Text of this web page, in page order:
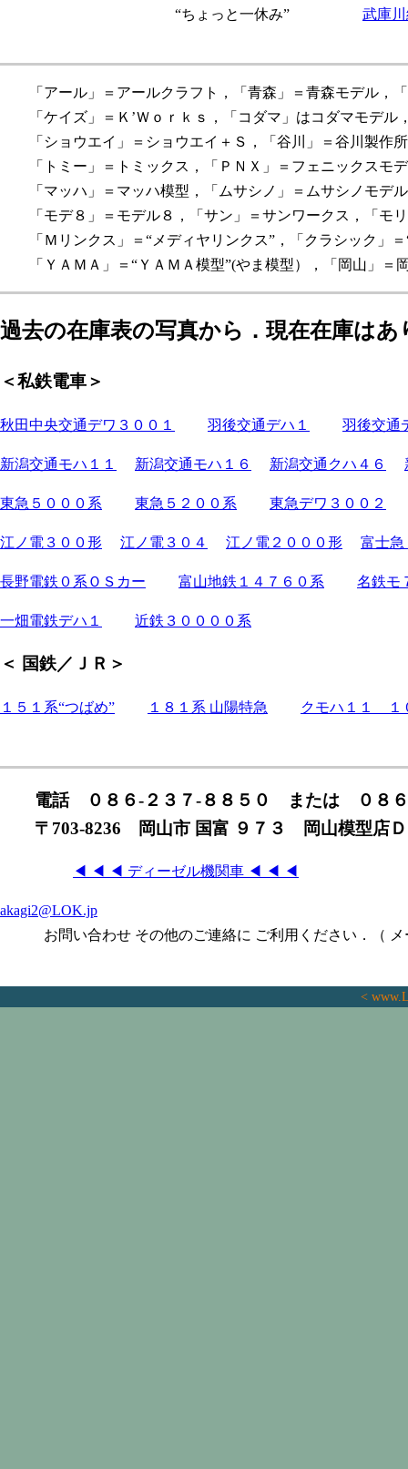
“ちょっと一休み” 武庫
「アール」＝アールクラフト，「青森」＝青森モデル，「
「ケイズ」＝Ｋ’Ｗｏｒｋｓ，「コダマ」はコダマモデル
「ショウエイ」＝ショウエイ＋Ｓ，「谷川」＝谷川製作
「トミー」＝トミックス，「ＰＮＸ」＝フェニックスモ
「マッハ」＝マッハ模型，「ムサシノ」＝ムサシノモデル
「モデ８」＝モデル８，「サン」＝サンワークス，「モリ
「Ｍリンクス」＝“メディヤリンクス”，「クラシック」＝
「ＹＡＭＡ」＝“ＹＡＭＡ模型”(やま模型），「岡山」＝
過去の在庫表の写真から．現在在庫はあ
＜私鉄電車＞
秋田中央交通デワ３００１ 羽後交通デハ１ 羽後交通
新潟交通モハ１１ 新潟交通モハ１６ 新潟交通クハ４６
東急５０００系 東急５２００系 東急デワ３００２
江ノ電３００形 江ノ電３０４ 江ノ電２０００形 富士急
長野電鉄０系ＯＳカー 富山地鉄１４７６０系 名鉄モ
一畑電鉄デハ１ 近鉄３００００系
＜ 国鉄／ＪＲ＞
１５１系“つばめ” １８１系 山陽特急 クモハ１１ １
電話 ０８６-２３７-８８５０ または ０８
〒703-8236 岡山市 国富 ９７３ 岡山模型店
◀ ◀ ◀ ディーゼル機関車 ◀ ◀ ◀
akagi2@LOK.jp
お問い合わせ その他のご連絡に ご利用ください．（ メ
<